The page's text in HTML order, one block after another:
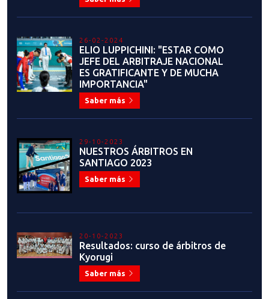
26-02-2024
ELIO LUPPICHINI: "ESTAR COMO
JEFE DEL ARBITRAJE NACIONAL
ES GRATIFICANTE Y DE MUCHA
IMPORTANCIA"
Saber más
29-10-2023
NUESTROS ÁRBITROS EN
SANTIAGO 2023
Saber más
20-10-2023
Resultados: curso de árbitros de
Kyorugi
Saber más